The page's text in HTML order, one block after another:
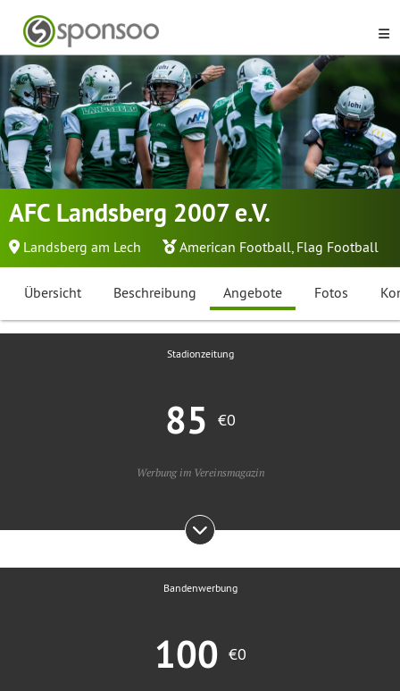
AFC Landsberg 2007 e.V.
Landsberg am Lech American Football, Flag Football
Übersicht Beschreibung Angebote Fotos
Stadionzeitung
85 €0
Werbung im Vereinsmagazin
Bandenwerbung
100 €0